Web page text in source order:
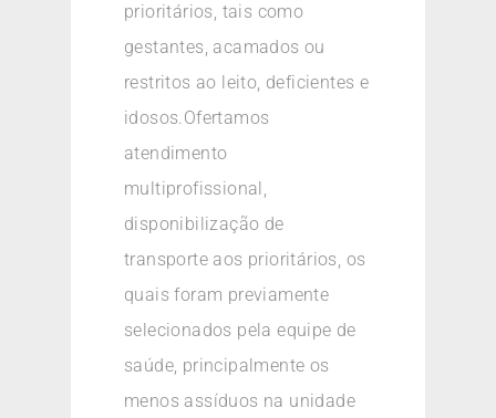
prioritários, tais como
gestantes, acamados ou
restritos ao leito, deficientes e
idosos.Ofertamos
atendimento
multiprofissional,
disponibilização de
transporte aos prioritários, os
quais foram previamente
selecionados pela equipe de
saúde, principalmente os
menos assíduos na unidade